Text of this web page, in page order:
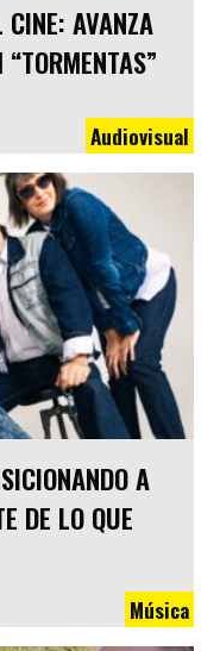
AVANZA
Audiovisual
A
DE LO QUE
Música